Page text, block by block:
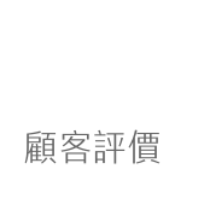
顧客評價